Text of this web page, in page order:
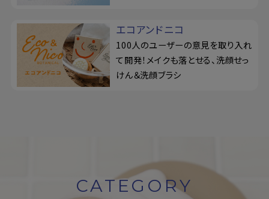
エコアンドニコ
100人のユーザーの意見を取り入れ
て開発！メイクも落とせる、洗顔せっ
けん＆洗顔ブラシ
CATEGORY